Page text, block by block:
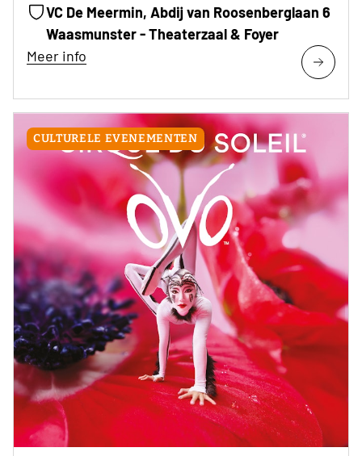
VC De Meermin, Abdij van Roosenberglaan 6
Waasmunster - Theaterzaal & Foyer
Meer info
CULTURELE EVENEMENTEN